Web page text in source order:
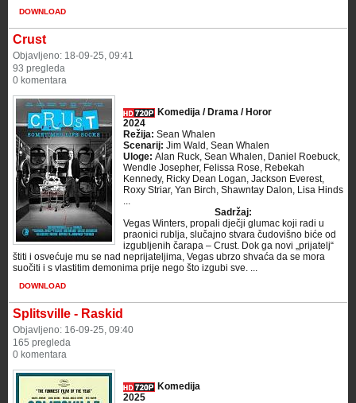
DOWNLOAD
Crust
Objavljeno: 18-09-25, 09:41
93 pregleda
0 komentara
Komedija / Drama / Horor
2024
Režija: Sean Whalen
Scenarij: Jim Wald, Sean Whalen
Uloge: Alan Ruck, Sean Whalen, Daniel Roebuck,
Wendle Josepher, Felissa Rose, Rebekah
Kennedy, Ricky Dean Logan, Jackson Everest,
Roxy Striar, Yan Birch, Shawntay Dalon, Lisa Hinds
...
Sadržaj:
Vegas Winters, propali dječji glumac koji radi u
praonici rublja, slučajno stvara čudovišno biće od
izgubljenih čarapa – Crust. Dok ga novi „prijatelj“
štiti i osvećuje mu se nad neprijateljima, Vegas ubrzo shvaća da se mora
suočiti i s vlastitim demonima prije nego što izgubi sve. ...
DOWNLOAD
Splitsville - Raskid
Objavljeno: 16-09-25, 09:40
165 pregleda
0 komentara
Komedija
2025